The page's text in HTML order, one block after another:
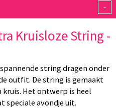
-
Kruisloze String -
string dragen onder
outfit. De string is gemaakt
kruis. Het ontwerp is heel
speciale avondje uit.